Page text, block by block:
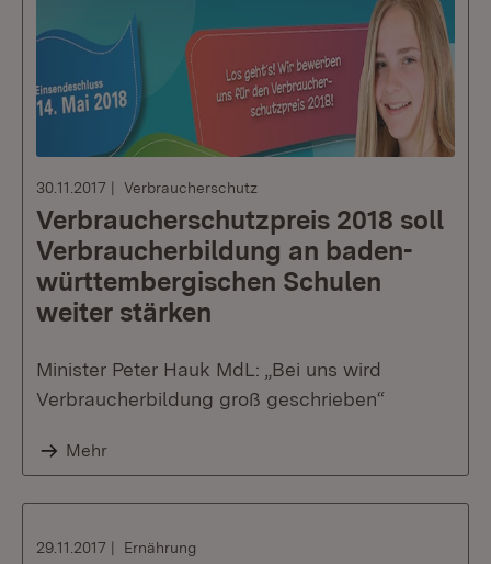
30.11.2017 Verbraucherschutz
Verbraucherschutzpreis 2018 soll
Verbraucherbildung an baden-
württembergischen Schulen
weiter stärken
Minister Peter Hauk MdL: „Bei uns wird
Verbraucherbildung groß geschrieben“
Mehr
29.11.2017 Ernährung